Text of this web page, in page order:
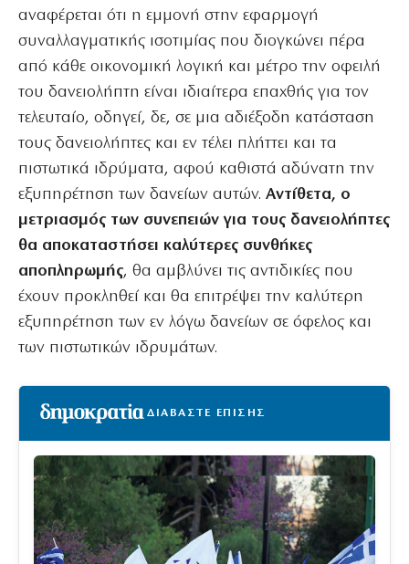
αναφέρεται ότι η εμμονή στην εφαρμογή
συναλλαγματικής ισοτιμίας που διογκώνει πέρα
από κάθε οικονομική λογική και μέτρο την οφειλή
του δανειολήπτη είναι ιδιαίτερα επαχθής για τον
τελευταίο, οδηγεί, δε, σε μια αδιέξοδη κατάσταση
τους δανειολήπτες και εν τέλει πλήττει και τα
πιστωτικά ιδρύματα, αφού καθιστά αδύνατη την
εξυπηρέτηση των δανείων αυτών. Αντίθετα, ο
μετριασμός των συνεπειών για τους δανειολήπτες
θα αποκαταστήσει καλύτερες συνθήκες
αποπληρωμής, θα αμβλύνει τις αντιδικίες που
έχουν προκληθεί και θα επιτρέψει την καλύτερη
εξυπηρέτηση των εν λόγω δανείων σε όφελος και
των πιστωτικών ιδρυμάτων.
ΔΙΑΒΑΣΤΕ ΕΠΙΣΗΣ